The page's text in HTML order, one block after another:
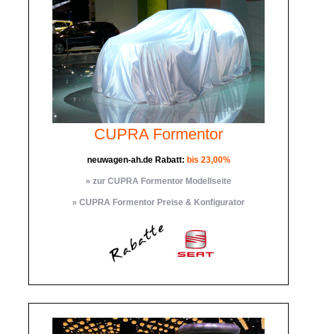
CUPRA Formentor
neuwagen-ah.de Rabatt: bis 23,00%
» zur CUPRA Formentor Modellseite
» CUPRA Formentor Preise & Konfigurator